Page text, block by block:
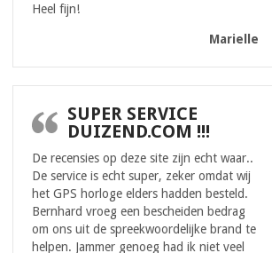
Heel fijn!
Marielle
SUPER SERVICE
DUIZEND.COM !!!
De recensies op deze site zijn echt waar..
De service is echt super, zeker omdat wij
het GPS horloge elders hadden besteld.
Bernhard vroeg een bescheiden bedrag
om ons uit de spreekwoordelijke brand te
helpen. Jammer genoeg had ik niet veel